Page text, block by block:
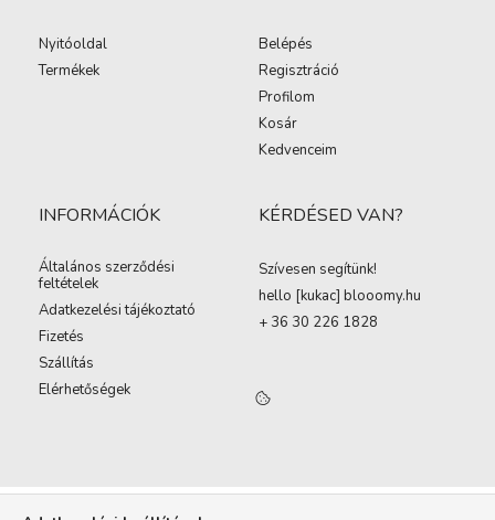
Nyitóoldal
Termékek
Belépés
Regisztráció
Profilom
Kosár
Kedvenceim
INFORMÁCIÓK
Általános szerződési
feltételek
Adatkezelési tájékoztató
Fizetés
Szállítás
Elérhetőségek
KÉRDÉSED VAN?
Szívesen segítünk!
hello [kukac] blooomy.hu
+ 36 30 226 1828